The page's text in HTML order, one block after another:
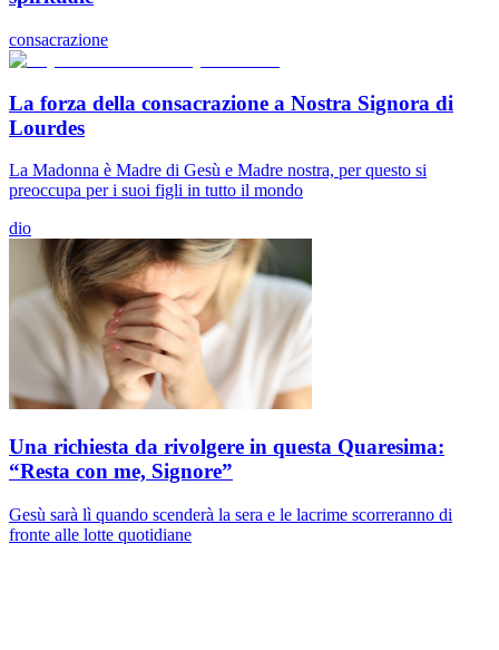
consacrazione
La forza della consacrazione a Nostra Signora di
Lourdes
La Madonna è Madre di Gesù e Madre nostra, per questo si
preoccupa per i suoi figli in tutto il mondo
dio
Una richiesta da rivolgere in questa Quaresima:
“Resta con me, Signore”
Gesù sarà lì quando scenderà la sera e le lacrime scorreranno di
fronte alle lotte quotidiane